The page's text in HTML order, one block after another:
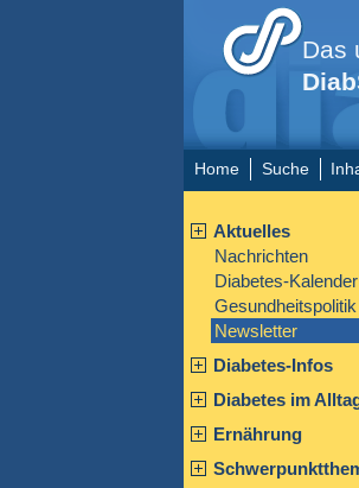
Das
Home Suche
Aktuelles
Nachrichten
Diabetes-Kalender
Gesundheitspolitik
Newsletter
Diabetes-Infos
Diabetes im
Ernährung